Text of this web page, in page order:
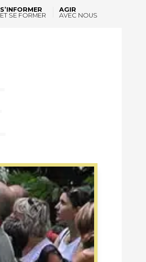
S’INFORMER
ET SE FORMER
AGIR
AVEC NOUS